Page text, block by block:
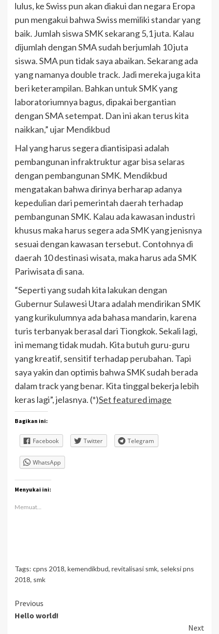
lulus, ke Swiss pun akan diakui dan negara Eropa
pun mengakui bahwa Swiss memiliki standar yang
baik. Jumlah siswa SMK sekarang 5,1 juta. Kalau
dijumlah dengan SMA sudah berjumlah 10 juta
siswa. SMA pun tidak saya abaikan. Sekarang ada
yang namanya double track. Jadi mereka juga kita
beri keterampilan. Bahkan untuk SMK yang
laboratoriumnya bagus, dipakai bergantian
dengan SMA setempat. Dan ini akan terus kita
naikkan,” ujar Mendikbud
Hal yang harus segera diantisipasi adalah
pembangunan infraktruktur agar bisa selaras
dengan pembangunan SMK. Mendikbud
mengatakan bahwa dirinya berharap adanya
kepedulian dari pemerintah daerah terhadap
pembangunan SMK. Kalau ada kawasan industri
khusus maka harus segera ada SMK yang jenisnya
sesuai dengan kawasan tersebut. Contohnya di
daerah 10 destinasi wisata, maka harus ada SMK
Pariwisata di sana.
“Seperti yang sudah kita lakukan dengan
Gubernur Sulawesi Utara adalah mendirikan SMK
yang kurikulumnya ada bahasa mandarin, karena
turis terbanyak berasal dari Tiongkok. Sekali lagi,
ini memang tidak mudah. Kita butuh guru-guru
yang kreatif, sensitif terhadap perubahan. Tapi
saya yakin dan optimis bahwa SMK sudah berada
dalam track yang benar. Kita tinggal bekerja lebih
keras lagi”, jelasnya. (*)Set featured image
Bagikan ini:
Facebook Twitter Telegram
WhatsApp
Menyukai ini:
Memuat...
Tags: cpns 2018, kemendikbud, revitalisasi smk, seleksi pns
2018, smk
Continue
Reading
Previous
Hello world!
Next